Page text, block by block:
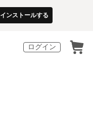
インストールする
ログイン